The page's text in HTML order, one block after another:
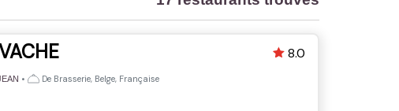
• De Brasserie, Belge, Française
8.0